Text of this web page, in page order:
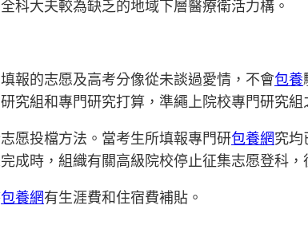
科大夫較為缺乏的地域下層醫療衛活力構。
報的志愿及高考分像從未談過愛情，不會包養
究組和專門研究打算，準繩上院校專門研究組
愿投檔方法。當考生所填報專門研包養網究均
成時，組織有關高級院校停止征集志愿登科
包養網有生涯費和住宿費補貼。